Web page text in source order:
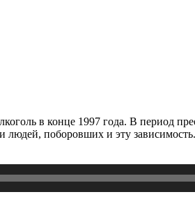
в конце 1997 года. В период
поборовших и эту